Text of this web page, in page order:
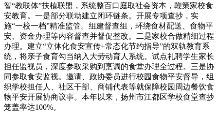
智“教联体”扶植联盟，系统整百口庭取社会资本，鞭策家校食
安教育。一是部分联动建立闭环链条。开展专项查抄，实
施“一校一档”精准监管。组建督查组，环绕食材配送、食物平
安、资金办理等内容督查并督促整改。二是家校合做精细过程
办理。建立“立体化食安宣传+常态化节约指导”的双轨教育系
统，将亲子食育勾当纳入大劳动育人系统。试点礼聘学生家长
担任监视员，深度参取采购到烹调的食堂办理全过程。三是协
同参取食安监视。邀请、政协委员进行校园食物平安督导，组
织学校担任人、社区干部、商铺代表等就保障校园周边餐饮食
物平安开展协商议事。本年以来，扬州市江都区学校食堂查抄
笼盖率达100%。